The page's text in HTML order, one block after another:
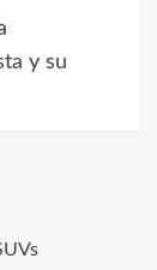
y su